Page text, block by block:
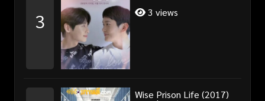
3
3 views
Wise Prison Life (2017)